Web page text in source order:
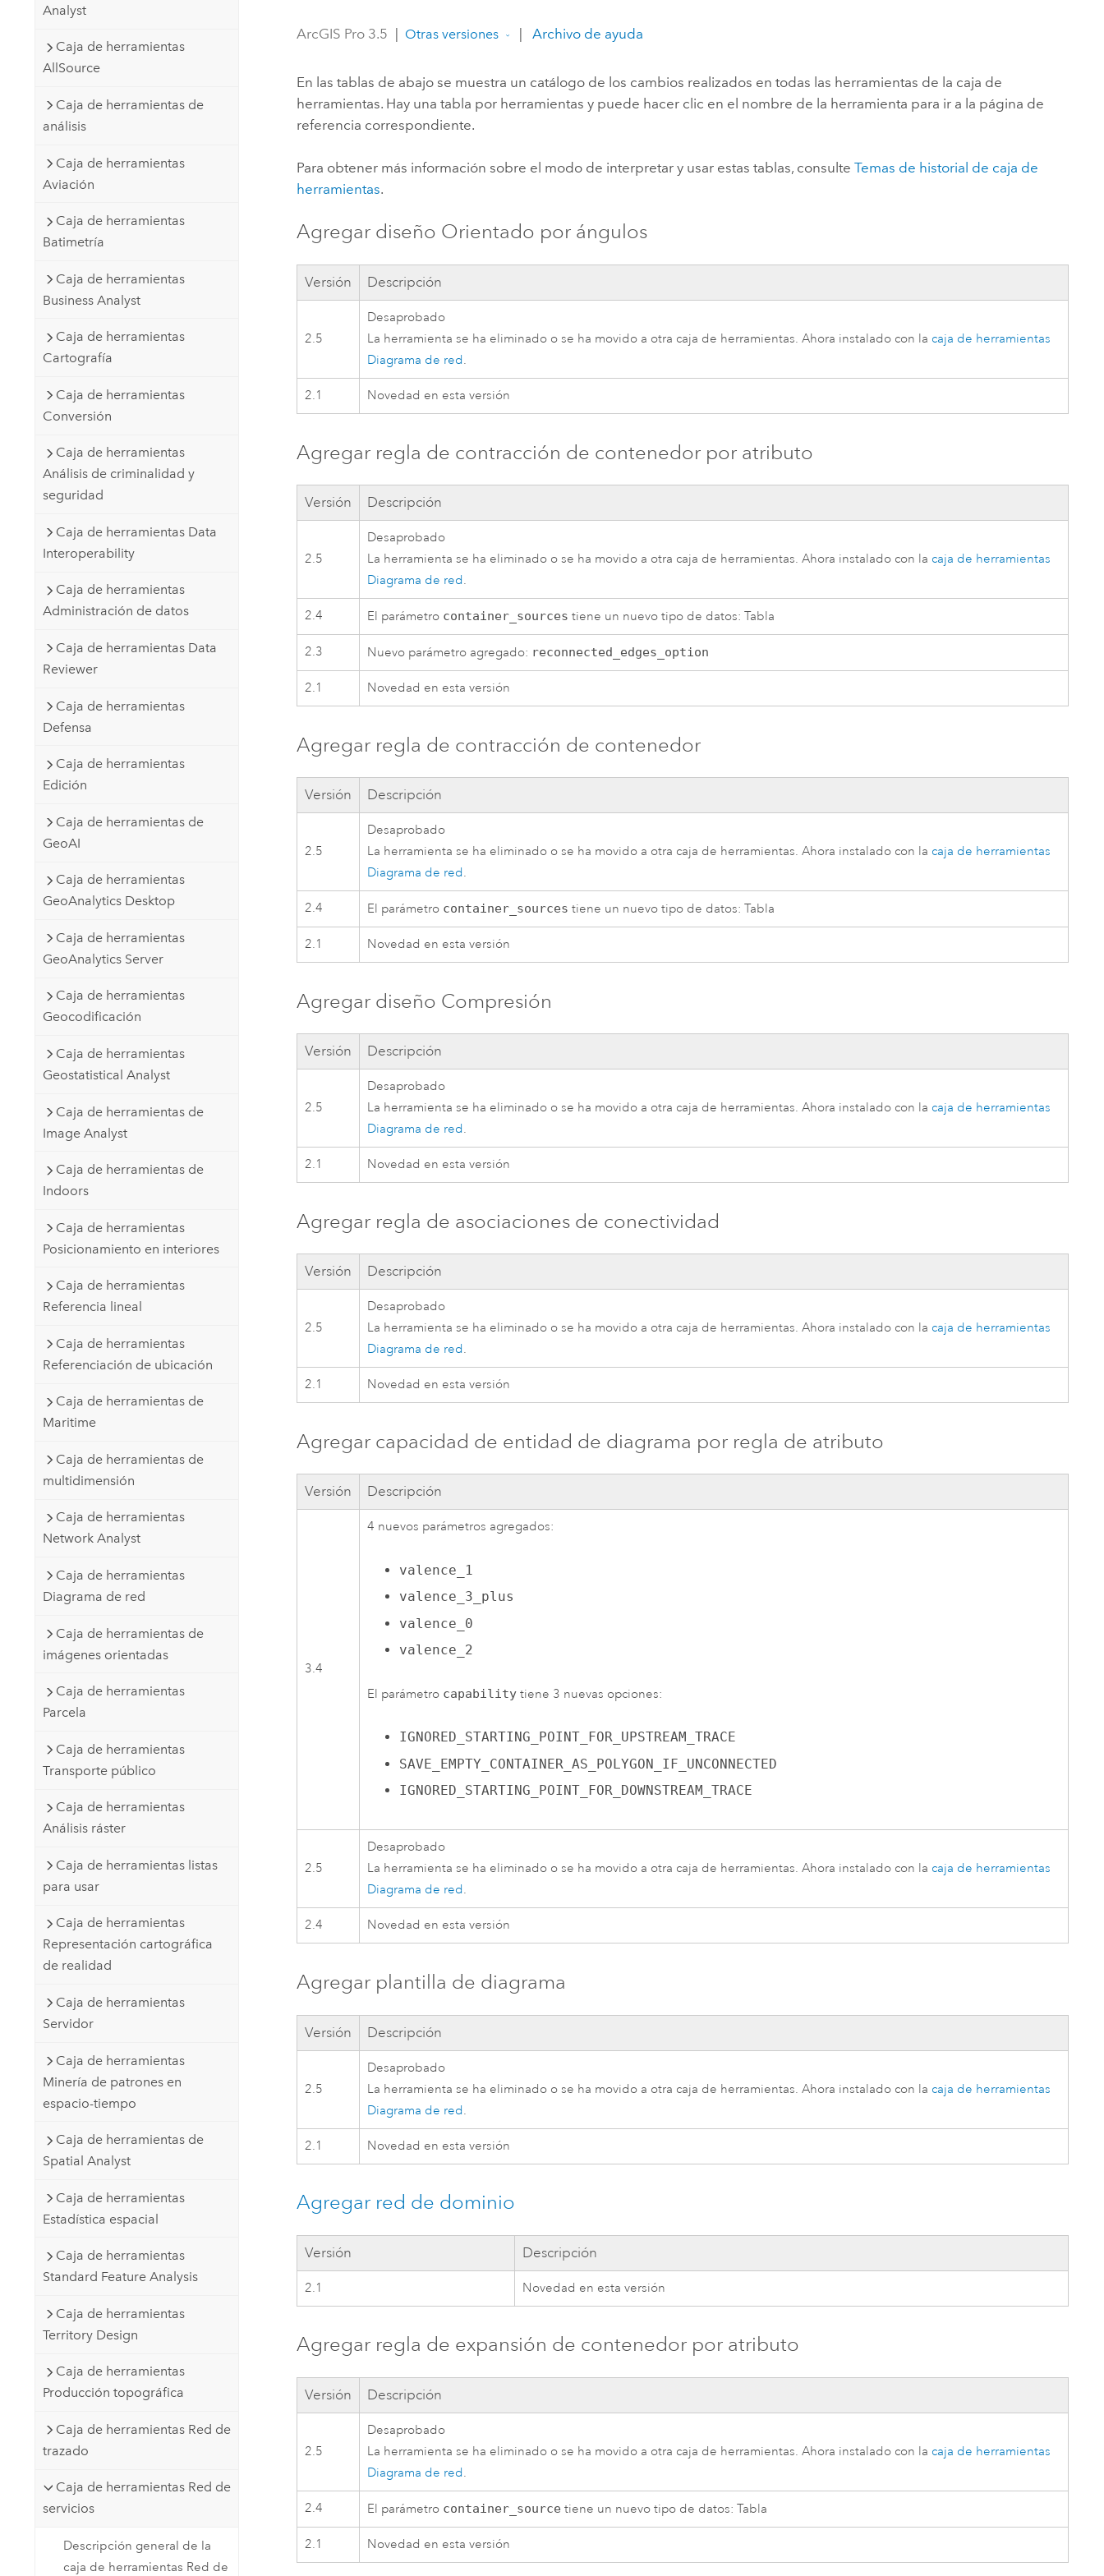
Crear aplicaciones de
Todos los sectores
Todas las historias
Analyst
Caja de herramientas
AllSource
Caja de herramientas de
análisis
Caja de herramientas
Aviación
Caja de herramientas
Batimetría
Caja de herramientas
Business Analyst
Caja de herramientas
Cartografía
Caja de herramientas
Conversión
Caja de herramientas
Análisis de criminalidad y
seguridad
Caja de herramientas Data
Interoperability
Caja de herramientas
Administración de datos
Caja de herramientas Data
Reviewer
Caja de herramientas
Defensa
Caja de herramientas
Edición
Caja de herramientas de
GeoAI
Caja de herramientas
GeoAnalytics Desktop
Caja de herramientas
GeoAnalytics Server
Caja de herramientas
Geocodificación
Caja de herramientas
Geostatistical Analyst
Caja de herramientas de
Image Analyst
Caja de herramientas de
Indoors
Caja de herramientas
Posicionamiento en interiores
Caja de herramientas
Referencia lineal
Caja de herramientas
Referenciación de ubicación
Caja de herramientas de
Maritime
Caja de herramientas de
multidimensión
Caja de herramientas
Network Analyst
Caja de herramientas
Diagrama de red
Caja de herramientas de
imágenes orientadas
Caja de herramientas
Parcela
Caja de herramientas
Transporte público
Caja de herramientas
Análisis ráster
Caja de herramientas listas
para usar
Caja de herramientas
Representación cartográfica
de realidad
Caja de herramientas
Servidor
Caja de herramientas
Minería de patrones en
espacio-tiempo
Caja de herramientas de
Spatial Analyst
Caja de herramientas
Estadística espacial
Caja de herramientas
Standard Feature Analysis
Caja de herramientas
Territory Design
Caja de herramientas
Producción topográfica
Caja de herramientas Red de
trazado
Caja de herramientas Red de
servicios
Descripción general de la
caja de herramientas Red de
ArcGIS Pro 3.5 Otras versiones Archivo de ayuda
En las tablas de abajo se muestra un catálogo de los cambios realizados en todas las herramientas de la caja de
herramientas. Hay una tabla por herramientas y puede hacer clic en el nombre de la herramienta para ir a la página de
referencia correspondiente.
Para obtener más información sobre el modo de interpretar y usar estas tablas, consulteTemas de historial de caja de
herramientas.
Agregar diseño Orientado por ángulos
Versión Descripción
2.5
Desaprobado
La herramienta se ha eliminado o se ha movido a otra caja de herramientas. Ahora instalado con la caja de herramientas
Diagrama de red.
2.1 Novedad en esta versión
Agregar regla de contracción de contenedor por atributo
Versión Descripción
2.5
Desaprobado
La herramienta se ha eliminado o se ha movido a otra caja de herramientas. Ahora instalado con la caja de herramientas
Diagrama de red.
2.4 El parámetro container_sources tiene un nuevo tipo de datos: Tabla
2.3 Nuevo parámetro agregado: reconnected_edges_option
2.1 Novedad en esta versión
Agregar regla de contracción de contenedor
Versión Descripción
2.5
Desaprobado
La herramienta se ha eliminado o se ha movido a otra caja de herramientas. Ahora instalado con la caja de herramientas
Diagrama de red.
2.4 El parámetro container_sources tiene un nuevo tipo de datos: Tabla
2.1 Novedad en esta versión
Agregar diseño Compresión
Versión Descripción
2.5
Desaprobado
La herramienta se ha eliminado o se ha movido a otra caja de herramientas. Ahora instalado con la caja de herramientas
Diagrama de red.
2.1 Novedad en esta versión
Agregar regla de asociaciones de conectividad
Versión Descripción
2.5
Desaprobado
La herramienta se ha eliminado o se ha movido a otra caja de herramientas. Ahora instalado con la caja de herramientas
Diagrama de red.
2.1 Novedad en esta versión
Agregar capacidad de entidad de diagrama por regla de atributo
Versión Descripción
3.4
4 nuevos parámetros agregados:
valence_1
valence_3_plus
valence_0
valence_2
El parámetro capability tiene 3 nuevas opciones:
IGNORED_STARTING_POINT_FOR_UPSTREAM_TRACE
SAVE_EMPTY_CONTAINER_AS_POLYGON_IF_UNCONNECTED
IGNORED_STARTING_POINT_FOR_DOWNSTREAM_TRACE
2.5
Desaprobado
La herramienta se ha eliminado o se ha movido a otra caja de herramientas. Ahora instalado con la caja de herramientas
Diagrama de red.
2.4 Novedad en esta versión
Agregar plantilla de diagrama
Versión Descripción
2.5
Desaprobado
La herramienta se ha eliminado o se ha movido a otra caja de herramientas. Ahora instalado con la caja de herramientas
Diagrama de red.
2.1 Novedad en esta versión
Agregar red de dominio
Versión Descripción
2.1 Novedad en esta versión
Agregar regla de expansión de contenedor por atributo
Versión Descripción
2.5
Desaprobado
La herramienta se ha eliminado o se ha movido a otra caja de herramientas. Ahora instalado con la caja de herramientas
Diagrama de red.
2.4 El parámetro container_source tiene un nuevo tipo de datos: Tabla
2.1 Novedad en esta versión